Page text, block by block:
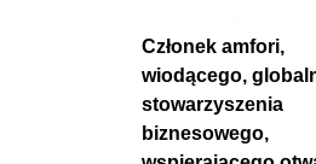
Członek amfori,
wiodącego,
stowarzyszenia
biznesowego,